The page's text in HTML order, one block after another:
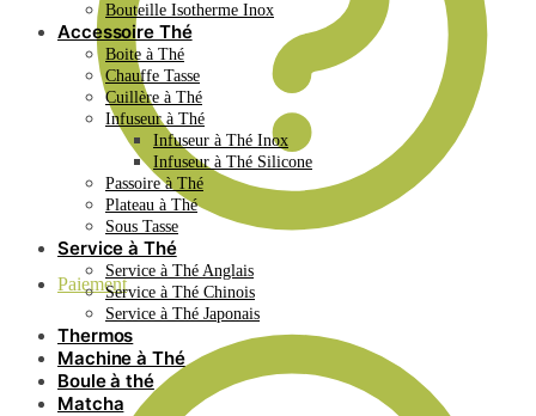
Paiement
Bouteille Isotherme Inox
Accessoire Thé
Boite à Thé
Chauffe Tasse
Cuillère à Thé
Infuseur à Thé
Infuseur à Thé Inox
Infuseur à Thé Silicone
Passoire à Thé
Plateau à Thé
Sous Tasse
Service à Thé
Service à Thé Anglais
Service à Thé Chinois
Service à Thé Japonais
Thermos
Machine à Thé
Boule à thé
Matcha